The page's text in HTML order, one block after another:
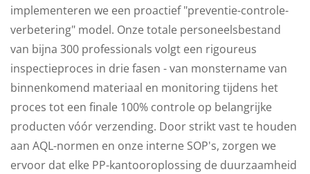
implementeren we een proactief "preventie-controle-
verbetering" model. Onze totale personeelsbestand
van bijna 300 professionals volgt een rigoureus
inspectieproces in drie fasen - van monstername van
binnenkomend materiaal en monitoring tijdens het
proces tot een finale 100% controle op belangrijke
producten vóór verzending. Door strikt vast te houden
aan AQL-normen en onze interne SOP's, zorgen we
ervoor dat elke PP-kantooroplossing de duurzaamheid